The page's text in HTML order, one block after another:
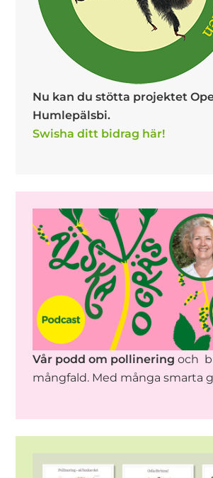
Nu kan du stötta projektet
Humlepälsbi.
Swisha ditt bidrag här!
Vår podd om pollinering och
mångfald. Med många smarta